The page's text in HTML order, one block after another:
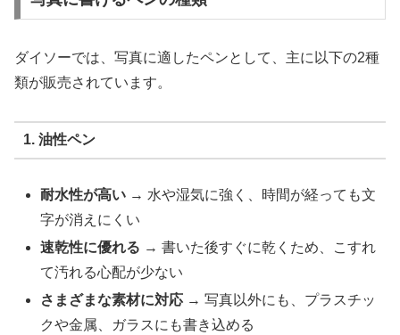
ダイソーでは、写真に適したペンとして、主に以下の2種
類が販売されています。
1. 油性ペン
耐水性が高い → 水や湿気に強く、時間が経っても文
字が消えにくい
速乾性に優れる → 書いた後すぐに乾くため、こすれ
て汚れる心配が少ない
さまざまな素材に対応 → 写真以外にも、プラスチッ
クや金属、ガラスにも書き込める